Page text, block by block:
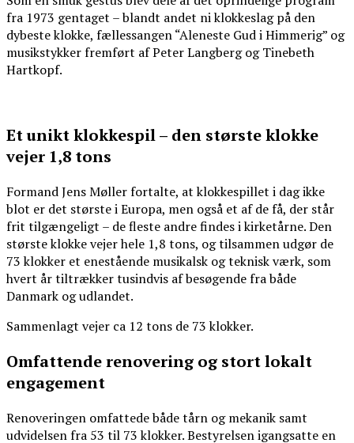
fra 1973 gentaget – blandt andet ni klokkeslag på den
dybeste klokke, fællessangen “Aleneste Gud i Himmerig” og
musikstykker fremført af Peter Langberg og Tinebeth
Hartkopf.
Et unikt klokkespil – den største klokke
vejer 1,8 tons
Formand Jens Møller fortalte, at klokkespillet i dag ikke
blot er det største i Europa, men også et af de få, der står
frit tilgængeligt – de fleste andre findes i kirketårne. Den
største klokke vejer hele 1,8 tons, og tilsammen udgør de
73 klokker et enestående musikalsk og teknisk værk, som
hvert år tiltrækker tusindvis af besøgende fra både
Danmark og udlandet.
Sammenlagt vejer ca 12 tons de 73 klokker.
Omfattende renovering og stort lokalt
engagement
Renoveringen omfattede både tårn og mekanik samt
udvidelsen fra 53 til 73 klokker. Bestyrelsen igangsatte en